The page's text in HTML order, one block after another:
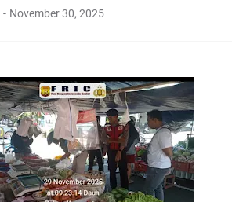
- November 30, 2025